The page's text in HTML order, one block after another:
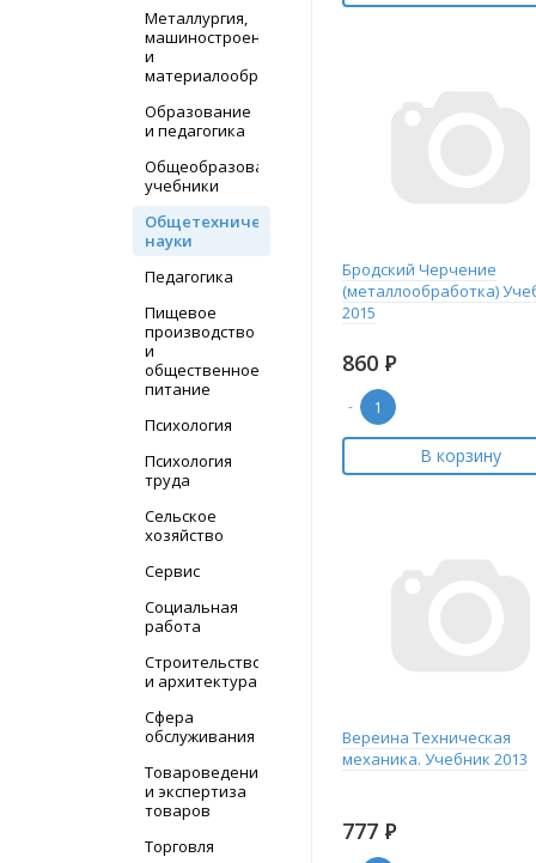
Металлургия,
машиностроение
и
материалообработка
Образование
и педагогика
Общеобразовательные
учебники
Общетехнические
науки
Педагогика
Пищевое
производство
и
общественное
питание
Психология
Психология
труда
Сельское
хозяйство
Сервис
Социальная
работа
Строительство
и архитектура
Сфера
обслуживания
Товароведение
и экспертиза
товаров
Торговля
Бродский Черчение
(металлообработка)
2015
860 Р
-
В корзину
Вереина Техническая
механика. Учебник 2013
777 Р